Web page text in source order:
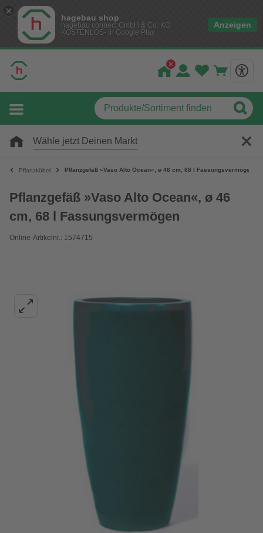
hagebau shop
hagebau connect GmbH & Co. KG
KOSTENLOS- In Google Play
Anzeigen
Wähle jetzt Deinen Markt
Pflanzkübel Pflanzgefäß »Vaso Alto Ocean«, ø 46 cm, 68 l Fassungsvermögen
Pflanzgefäß »Vaso Alto Ocean«, ø 46
cm, 68 l Fassungsvermögen
Online-Artikelnr.: 1574715